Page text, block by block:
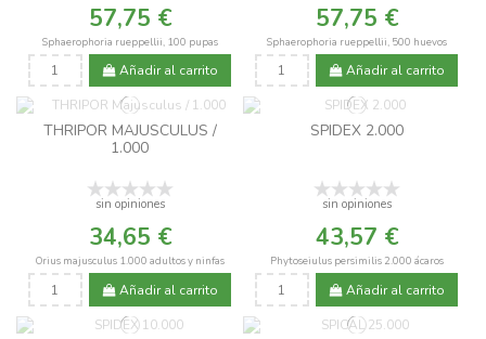
57,75 €
Sphaerophoria rueppellii, 100 pupas
Añadir al carrito
57,75 €
Sphaerophoria rueppellii, 500 huevos
Añadir al carrito
THRIPOR MAJUSCULUS /
1.000
sin opiniones
34,65 €
Orius majusculus 1.000 adultos y ninfas
Añadir al carrito
SPIDEX 2.000
sin opiniones
43,57 €
Phytoseiulus persimilis 2.000 ácaros
Añadir al carrito